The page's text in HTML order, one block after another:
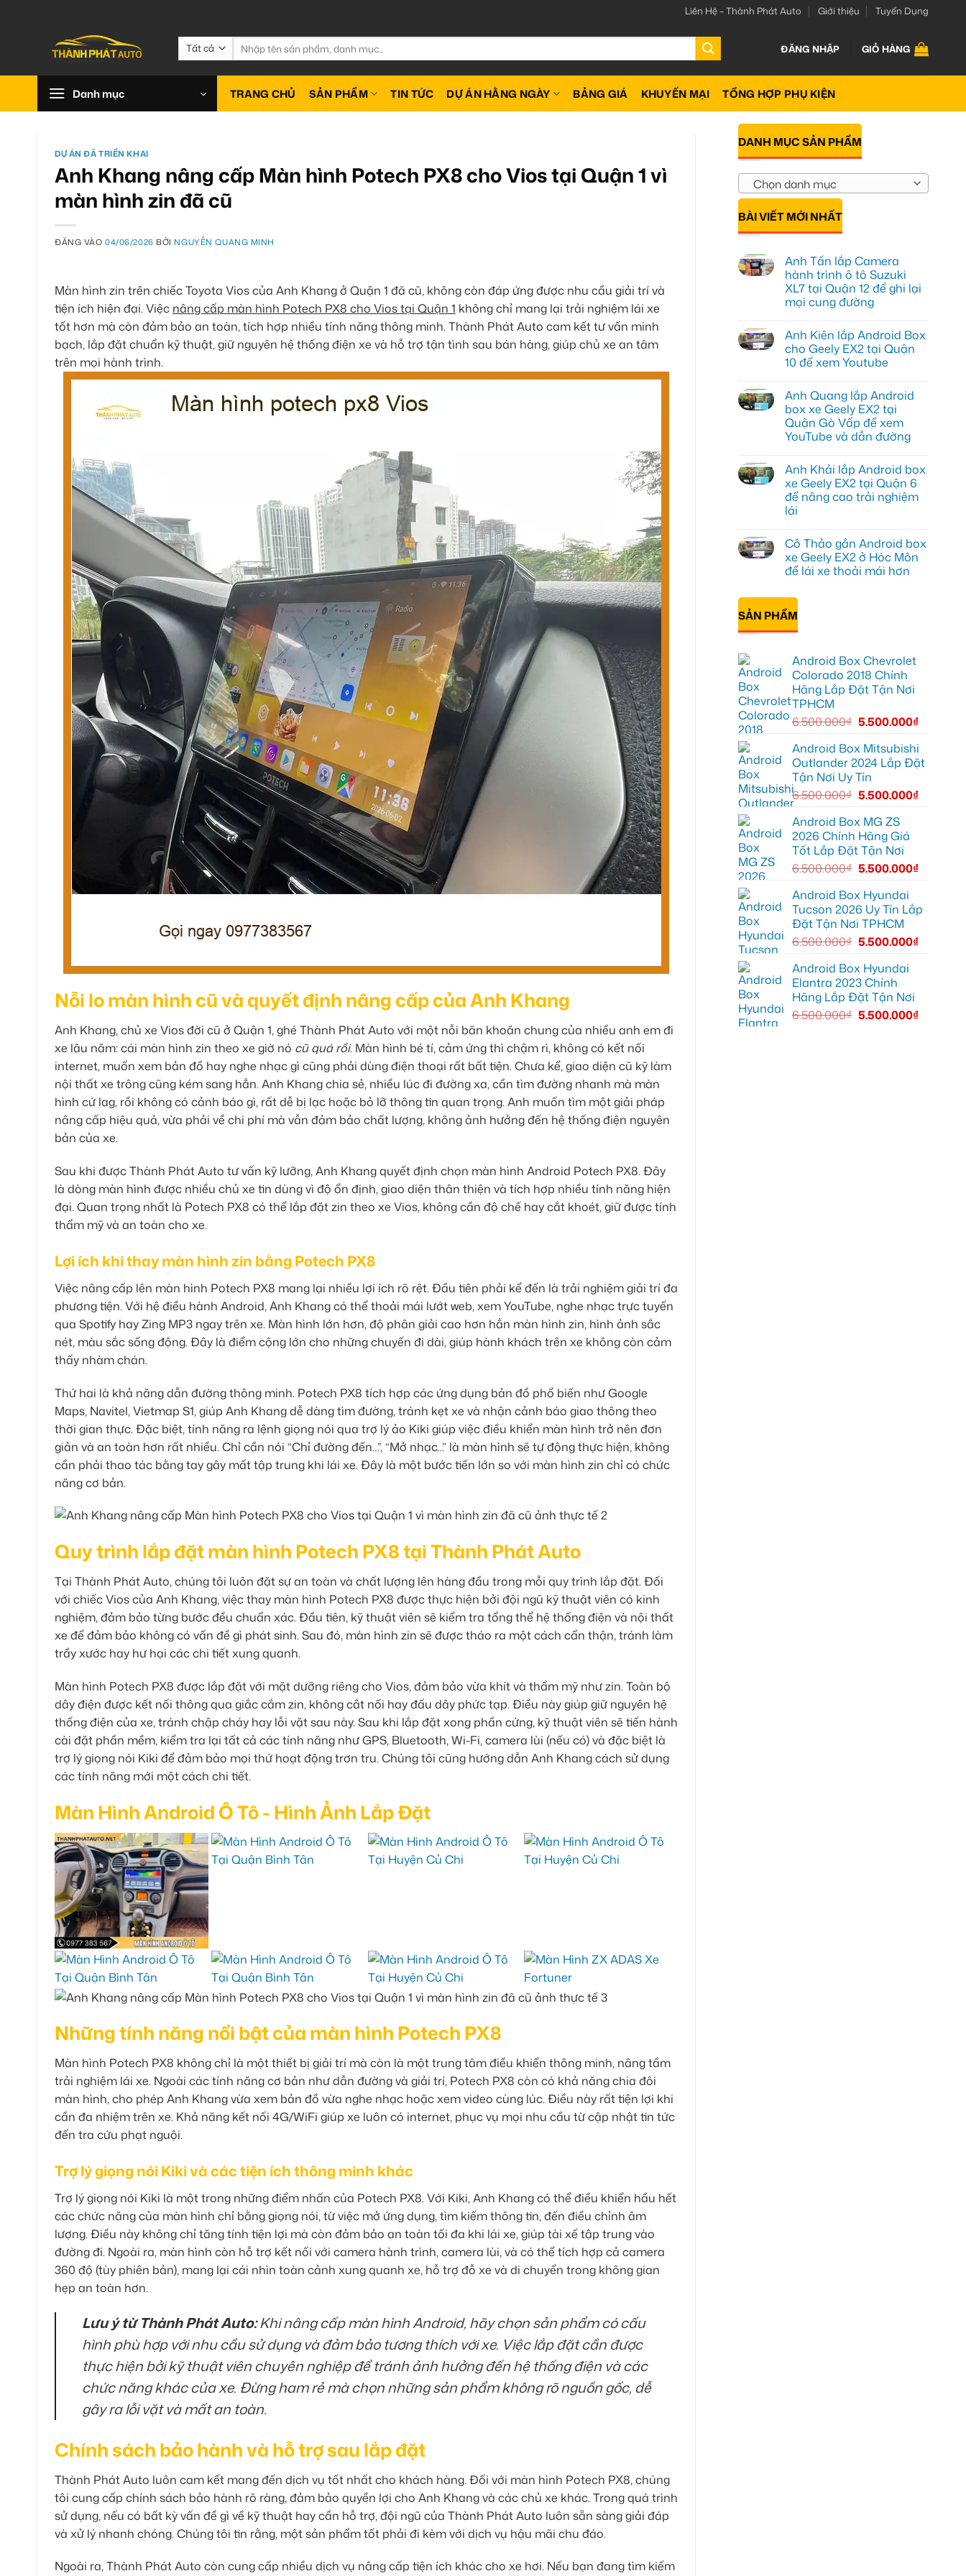
Liên Hệ – Thành Phát Auto Giới thiệu Tuyển Dụng
Tìm
kiếm:
ĐĂNG NHẬP GIỎ HÀNG
Danh mục TRANG CHỦ SẢN PHẨM TIN TỨC DỰ ÁN HẰNG NGÀY BẢNG GIÁ KHUYẾN MẠI TỔNG HỢP PHỤ KIỆN
DỰ ÁN ĐÃ TRIỂN KHAI
Anh Khang nâng cấp Màn hình Potech PX8 cho Vios tại Quận 1 vì
màn hình zin đã cũ
ĐĂNG VÀO04/06/2026 BỞI NGUYỄN QUANG MINH
Màn hình zin trên chiếc Toyota Vios của Anh Khang ở Quận 1 đã cũ, không còn đáp ứng được nhu cầu giải trí và
tiện ích hiện đại. Việc nâng cấp màn hình Potech PX8 cho Vios tại Quận 1 không chỉ mang lại trải nghiệm lái xe
tốt hơn mà còn đảm bảo an toàn, tích hợp nhiều tính năng thông minh. Thành Phát Auto cam kết tư vấn minh
bạch, lắp đặt chuẩn kỹ thuật, giữ nguyên hệ thống điện xe và hỗ trợ tận tình sau bán hàng, giúp chủ xe an tâm
trên mọi hành trình.
Nỗi lo màn hình cũ và quyết định nâng cấp của Anh Khang
Anh Khang, chủ xe Vios đời cũ ở Quận 1, ghé Thành Phát Auto với một nỗi băn khoăn chung của nhiều anh em đi
xe lâu năm: cái màn hình zin theo xe giờ nó cũ quá rồi. Màn hình bé tí, cảm ứng thì chậm rì, không có kết nối
internet, muốn xem bản đồ hay nghe nhạc gì cũng phải dùng điện thoại rất bất tiện. Chưa kể, giao diện cũ kỹ làm
nội thất xe trông cũng kém sang hẳn. Anh Khang chia sẻ, nhiều lúc đi đường xa, cần tìm đường nhanh mà màn
hình cứ lag, rồi không có cảnh báo gì, rất dễ bị lạc hoặc bỏ lỡ thông tin quan trọng. Anh muốn tìm một giải pháp
nâng cấp hiệu quả, vừa phải về chi phí mà vẫn đảm bảo chất lượng, không ảnh hưởng đến hệ thống điện nguyên
bản của xe.
Sau khi được Thành Phát Auto tư vấn kỹ lưỡng, Anh Khang quyết định chọn màn hình Android Potech PX8. Đây
là dòng màn hình được nhiều chủ xe tin dùng vì độ ổn định, giao diện thân thiện và tích hợp nhiều tính năng hiện
đại. Quan trọng nhất là Potech PX8 có thể lắp đặt zin theo xe Vios, không cần độ chế hay cắt khoét, giữ được tính
thẩm mỹ và an toàn cho xe.
Lợi ích khi thay màn hình zin bằng Potech PX8
Việc nâng cấp lên màn hình Potech PX8 mang lại nhiều lợi ích rõ rệt. Đầu tiên phải kể đến là trải nghiệm giải trí đa
phương tiện. Với hệ điều hành Android, Anh Khang có thể thoải mái lướt web, xem YouTube, nghe nhạc trực tuyến
qua Spotify hay Zing MP3 ngay trên xe. Màn hình lớn hơn, độ phân giải cao hơn hẳn màn hình zin, hình ảnh sắc
nét, màu sắc sống động. Đây là điểm cộng lớn cho những chuyến đi dài, giúp hành khách trên xe không còn cảm
thấy nhàm chán.
Thứ hai là khả năng dẫn đường thông minh. Potech PX8 tích hợp các ứng dụng bản đồ phổ biến như Google
Maps, Navitel, Vietmap S1, giúp Anh Khang dễ dàng tìm đường, tránh kẹt xe và nhận cảnh báo giao thông theo
thời gian thực. Đặc biệt, tính năng ra lệnh giọng nói qua trợ lý ảo Kiki giúp việc điều khiển màn hình trở nên đơn
giản và an toàn hơn rất nhiều. Chỉ cần nói “Chỉ đường đến…”, “Mở nhạc…” là màn hình sẽ tự động thực hiện, không
cần phải thao tác bằng tay gây mất tập trung khi lái xe. Đây là một bước tiến lớn so với màn hình zin chỉ có chức
năng cơ bản.
Quy trình lắp đặt màn hình Potech PX8 tại Thành Phát Auto
Tại Thành Phát Auto, chúng tôi luôn đặt sự an toàn và chất lượng lên hàng đầu trong mỗi quy trình lắp đặt. Đối
với chiếc Vios của Anh Khang, việc thay màn hình Potech PX8 được thực hiện bởi đội ngũ kỹ thuật viên có kinh
nghiệm, đảm bảo từng bước đều chuẩn xác. Đầu tiên, kỹ thuật viên sẽ kiểm tra tổng thể hệ thống điện và nội thất
xe để đảm bảo không có vấn đề gì phát sinh. Sau đó, màn hình zin sẽ được tháo ra một cách cẩn thận, tránh làm
trầy xước hay hư hại các chi tiết xung quanh.
Màn hình Potech PX8 được lắp đặt với mặt dưỡng riêng cho Vios, đảm bảo vừa khít và thẩm mỹ như zin. Toàn bộ
dây điện được kết nối thông qua giắc cắm zin, không cắt nối hay đấu dây phức tạp. Điều này giúp giữ nguyên hệ
thống điện của xe, tránh chập cháy hay lỗi vặt sau này. Sau khi lắp đặt xong phần cứng, kỹ thuật viên sẽ tiến hành
cài đặt phần mềm, kiểm tra lại tất cả các tính năng như GPS, Bluetooth, Wi-Fi, camera lùi (nếu có) và đặc biệt là
trợ lý giọng nói Kiki để đảm bảo mọi thứ hoạt động trơn tru. Chúng tôi cũng hướng dẫn Anh Khang cách sử dụng
các tính năng mới một cách chi tiết.
Màn Hình Android Ô Tô - Hình Ảnh Lắp Đặt
Những tính năng nổi bật của màn hình Potech PX8
Màn hình Potech PX8 không chỉ là một thiết bị giải trí mà còn là một trung tâm điều khiển thông minh, nâng tầm
trải nghiệm lái xe. Ngoài các tính năng cơ bản như dẫn đường và giải trí, Potech PX8 còn có khả năng chia đôi
màn hình, cho phép Anh Khang vừa xem bản đồ vừa nghe nhạc hoặc xem video cùng lúc. Điều này rất tiện lợi khi
cần đa nhiệm trên xe. Khả năng kết nối 4G/WiFi giúp xe luôn có internet, phục vụ mọi nhu cầu từ cập nhật tin tức
đến tra cứu phạt nguội.
Trợ lý giọng nói Kiki và các tiện ích thông minh khác
Trợ lý giọng nói Kiki là một trong những điểm nhấn của Potech PX8. Với Kiki, Anh Khang có thể điều khiển hầu hết
các chức năng của màn hình chỉ bằng giọng nói, từ việc mở ứng dụng, tìm kiếm thông tin, đến điều chỉnh âm
lượng. Điều này không chỉ tăng tính tiện lợi mà còn đảm bảo an toàn tối đa khi lái xe, giúp tài xế tập trung vào
đường đi. Ngoài ra, màn hình còn hỗ trợ kết nối với camera hành trình, camera lùi, và có thể tích hợp cả camera
360 độ (tùy phiên bản), mang lại cái nhìn toàn cảnh xung quanh xe, hỗ trợ đỗ xe và di chuyển trong không gian
hẹp an toàn hơn.
Lưu ý từ Thành Phát Auto:Khi nâng cấp màn hình Android, hãy chọn sản phẩm có cấu
hình phù hợp với nhu cầu sử dụng và đảm bảo tương thích với xe. Việc lắp đặt cần được
thực hiện bởi kỹ thuật viên chuyên nghiệp để tránh ảnh hưởng đến hệ thống điện và các
chức năng khác của xe. Đừng ham rẻ mà chọn những sản phẩm không rõ nguồn gốc, dễ
gây ra lỗi vặt và mất an toàn.
Chính sách bảo hành và hỗ trợ sau lắp đặt
Thành Phát Auto luôn cam kết mang đến dịch vụ tốt nhất cho khách hàng. Đối với màn hình Potech PX8, chúng
tôi cung cấp chính sách bảo hành rõ ràng, đảm bảo quyền lợi cho Anh Khang và các chủ xe khác. Trong quá trình
sử dụng, nếu có bất kỳ vấn đề gì về kỹ thuật hay cần hỗ trợ, đội ngũ của Thành Phát Auto luôn sẵn sàng giải đáp
và xử lý nhanh chóng. Chúng tôi tin rằng, một sản phẩm tốt phải đi kèm với dịch vụ hậu mãi chu đáo.
Ngoài ra, Thành Phát Auto còn cung cấp nhiều dịch vụ nâng cấp tiện ích khác cho xe hơi. Nếu bạn đang tìm kiếm
DANH MỤC SẢN PHẨM
Chọn danh mục
BÀI VIẾT MỚI NHẤT
Anh Tấn lắp Camera
hành trình ô tô Suzuki
XL7 tại Quận 12 để ghi lại
mọi cung đường
bình
luận
ở
Anh
Camera
hành
trình
ô
tô
Suzuki
Quận
12
để
ghi
lại
mọi
Anh Kiên lắp Android Box
cho Geely EX2 tại Quận
10 để xem Youtube
bình
luận
ở
Anh
Kiên
lắp
cho
Geely
EX2
tại
Quận
10
Youtube
Anh Quang lắp Android
box xe Geely EX2 tại
Quận Gò Vấp để xem
YouTube và dẫn đường
bình
luận
ở
Anh
Quang
lắp
xe
Geely
EX2
tại
Vấp
để
xem
YouTube
đường
Anh Khải lắp Android box
xe Geely EX2 tại Quận 6
để nâng cao trải nghiệm
lái
bình
luận
ở
Anh
Android
box
xe
Quận
để
nâng
cao
trải
nghiệm
lái
Cô Thảo gắn Android box
xe Geely EX2 ở Hóc Môn
để lái xe thoải mái hơn
có
luận
ở
Cô
Android
box
Geely
EX2
ở
Hóc
Môn
thoải
mái
hơn
SẢN PHẨM
Android Box Chevrolet
Colorado 2018 Chính
Hãng Lắp Đặt Tận Nơi
TPHCM
6.500.000₫ 5.500.000₫
Android Box Mitsubishi
Outlander 2024 Lắp Đặt
Tận Nơi Uy Tín
6.500.000₫ 5.500.000₫
Android Box MG ZS
2026 Chính Hãng Giá
Tốt Lắp Đặt Tận Nơi
6.500.000₫ 5.500.000₫
Android Box Hyundai
Tucson 2026 Uy Tín Lắp
Đặt Tận Nơi TPHCM
6.500.000₫ 5.500.000₫
Android Box Hyundai
Elantra 2023 Chính
Hãng Lắp Đặt Tận Nơi
6.500.000₫ 5.500.000₫